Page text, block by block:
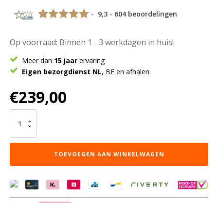
- 9,3 - 604 beoordelingen
Op voorraad: Binnen 1 - 3 werkdagen in huis!
Meer dan 15 jaar ervaring
Eigen bezorgdienst NL, BE en afhalen
€239,00
Beige
-
160
230
TOEVOEGEN AAN WINKELWAGEN